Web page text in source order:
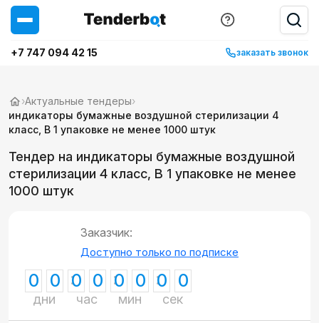
+7 747 094 42 15 заказать звонок
›Актуальные тендеры›
индикаторы бумажные воздушной стерилизации 4
класс, В 1 упаковке не менее 1000 штук
Тендер на индикаторы бумажные воздушной
стерилизации 4 класс, В 1 упаковке не менее
1000 штук
Заказчик:
Доступно только по подписке
0 0
дни
0 0
час
0 0
мин
0 0
сек